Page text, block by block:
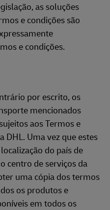
as soluções
e condições são
e condições.
por escrito, os
mencionados
aos Termos e
DHL. Uma vez que estes
do país de
centro de serviços da
uma cópia dos termos
os produtos e
em todos os